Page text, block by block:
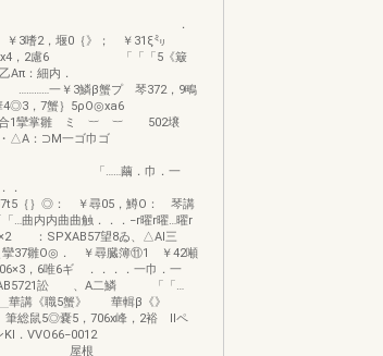
．
3嗜2，堰0｛》； ￥31ξ㍉
，2慮6 「「「5《簸
：細内．
β蟹プ 琴372，9鴫
，7蟹｝5ρO◎xa6
掌雛 ミ ︸ ︸ 502壌
：⊃M一ゴ巾ゴ
……繭．巾．一
． ．．．
◎： ￥尋05，鱒O： 琴講
…曲内内曲曲触．．．−r曜r曜…曜r
：SPXAB57望8ゐ、△Al三
雛O◎． ￥尋臓簿⑪1 ￥42噸
，6唯6ギ ．．．．一巾．一
訟 、A二鱗 「「…
華講《職5蟹》 華輯β《》
鼠5◎嚢5，706x峰，2裕 llペ
．VVO66−0012
根